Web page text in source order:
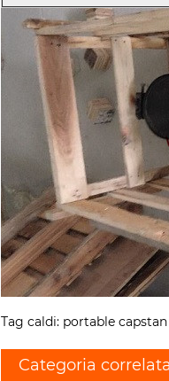
Tag caldi: portable
Categoria correlata